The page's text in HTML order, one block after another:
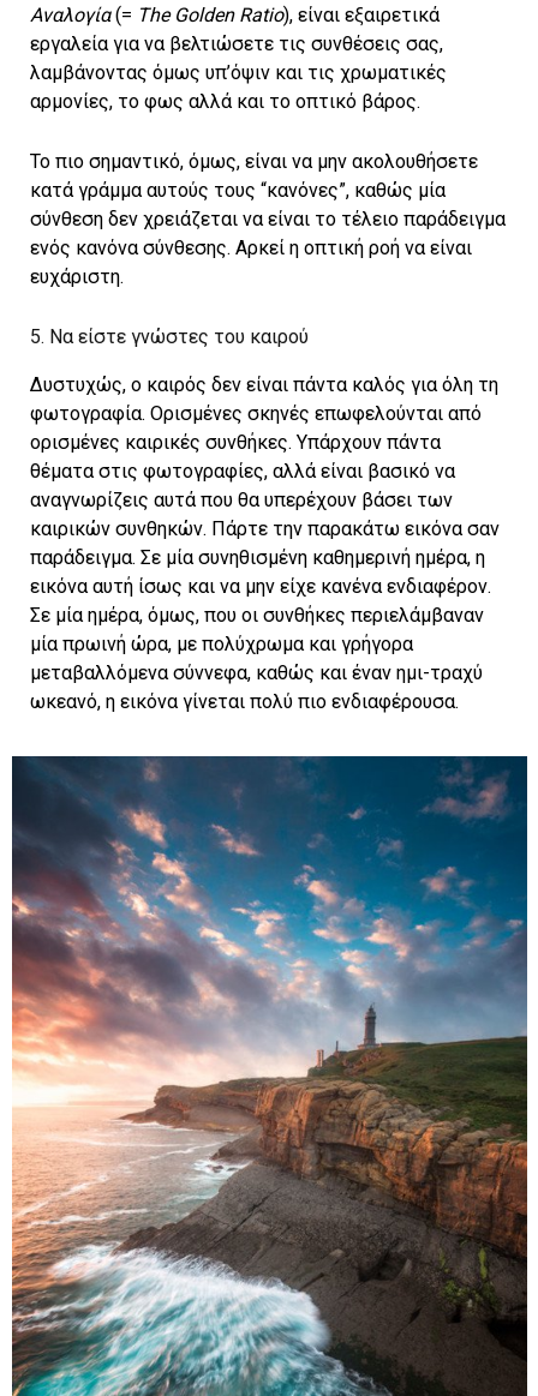
Αναλογία(= The Golden Ratio), είναι εξαιρετικά
εργαλεία για να βελτιώσετε τις συνθέσεις σας,
λαμβάνοντας όμως υπ’όψιν και τις χρωματικές
αρμονίες, το φως αλλά και το οπτικό βάρος.
Το πιο σημαντικό, όμως, είναι να μην ακολουθήσετε
κατά γράμμα αυτούς τους “κανόνες”, καθώς μία
σύνθεση δεν χρειάζεται να είναι το τέλειο παράδειγμα
ενός κανόνα σύνθεσης. Αρκεί η οπτική ροή να είναι
ευχάριστη.
5. Να είστε γνώστες του καιρού
Δυστυχώς, ο καιρός δεν είναι πάντα καλός για όλη τη
φωτογραφία. Ορισμένες σκηνές επωφελούνται από
ορισμένες καιρικές συνθήκες. Υπάρχουν πάντα
θέματα στις φωτογραφίες, αλλά είναι βασικό να
αναγνωρίζεις αυτά που θα υπερέχουν βάσει των
καιρικών συνθηκών. Πάρτε την παρακάτω εικόνα σαν
παράδειγμα. Σε μία συνηθισμένη καθημερινή ημέρα, η
εικόνα αυτή ίσως και να μην είχε κανένα ενδιαφέρον.
Σε μία ημέρα, όμως, που οι συνθήκες περιελάμβαναν
μία πρωινή ώρα, με πολύχρωμα και γρήγορα
μεταβαλλόμενα σύννεφα, καθώς και έναν ημι-τραχύ
ωκεανό, η εικόνα γίνεται πολύ πιο ενδιαφέρουσα.